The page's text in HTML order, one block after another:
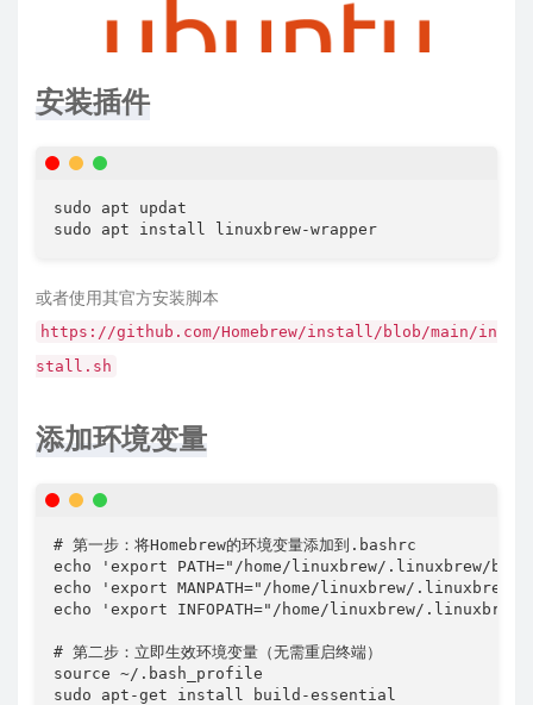
安装插件
sudo apt updat
sudo apt install linuxbrew-wrapper
或者使用其官方安装脚本
https://github.com/Homebrew/install/blob/main/in
stall.sh
添加环境变量
# 第一步：将Homebrew的环境变量添加到.bashrc
echo 'export PATH="/home/linuxbrew/.linuxbrew/
echo 'export MANPATH="/home/linuxbrew/.linuxbrew/
echo 'export INFOPATH="/home/linuxbrew/
# 第二步：立即生效环境变量（无需重启终端）
source ~/.bash_profile
sudo apt-get install build-essential